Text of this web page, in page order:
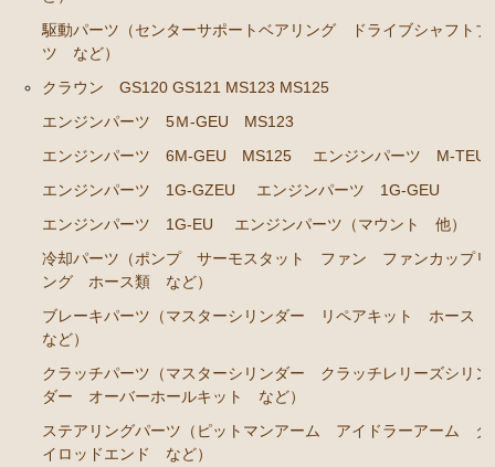
ンカップリング ホース類 など）
ブレーキパーツ（マスターシリンダー リペアキッ
ト ホース など）
ーズシリンダー オーバーホールキット など）
ステアリングパーツ（各種リペアキット ラックブー
ツ ラックエンド タイロッドエンド など）
燃料パーツ（ポンプ フィルター ダンパー センダ
ーゲージなど）
ウエザーストリップ
カローラ スプリンター カローラFX
エンジンパーツ 4A-GELU
クラッチパーツ（マスターシリンダー クラッチレリ
駆動パーツ（センターサポートベアリング ドライブシャフトブ
ツ など）
クラウン GS120 GS121 MS123 MS125
エンジンパーツ 5Ｍ-GEU MS123
エンジンパーツ 6M-GEU MS125
エンジンパーツ M-TEU
エンジンパーツ 1G-GZEU
エンジンパーツ 1G-GEU
エンジンパーツ 1G-EU
エンジンパーツ（マウント 他）
冷却パーツ（ポンプ サーモスタット ファン ファンカップリ
ング ホース類 など）
ブレーキパーツ（マスターシリンダー リペアキット ホース
など）
クラッチパーツ（マスターシリンダー クラッチレリーズシリン
ダー オーバーホールキット など）
ステアリングパーツ（ピットマンアーム アイドラーアーム タ
イロッドエンド など）